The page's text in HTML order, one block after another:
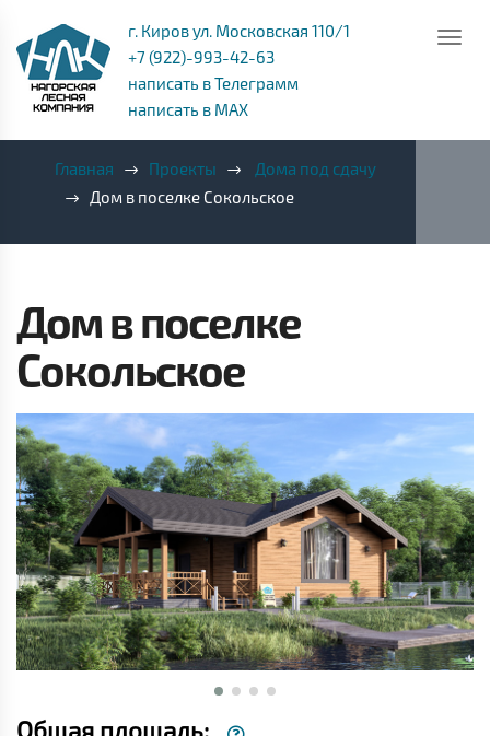
г. Киров ул. Московская 110/1
+7 (922)-993-42-63
написать в Телеграмм
написать в MAX
Главная Проекты
Дома под сдачу
Дом в поселке Сокольское
Дом в поселке
Сокольское